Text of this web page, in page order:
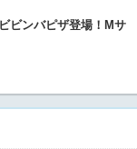
ビンバピザ登場！Mサ